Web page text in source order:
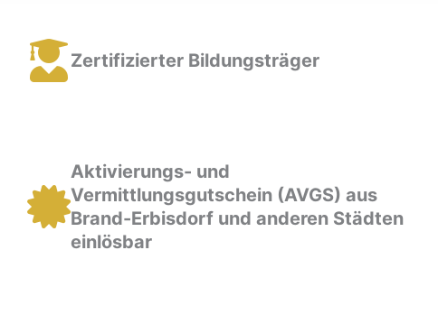
Zertifizierter Bildungsträger
Aktivierungs- und
Vermittlungsgutschein (AVGS) aus
Brand-Erbisdorf und anderen Städten
einlösbar